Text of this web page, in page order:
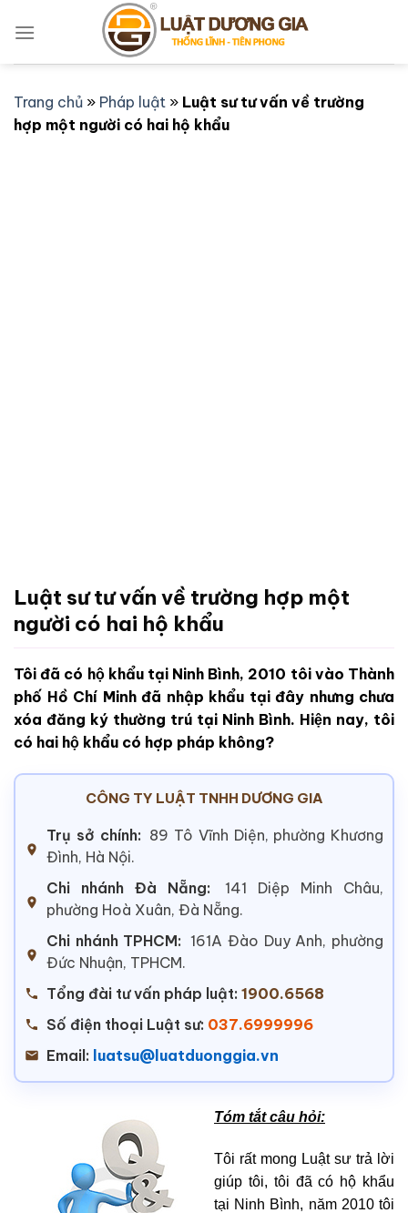
qua
Trang chủ » Pháp luật » Luật sư tư vấn về trường
hợp một người có hai hộ khẩu
Luật sư tư vấn về trường hợp một
người có hai hộ khẩu
Tôi đã có hộ khẩu tại Ninh Bình, 2010 tôi vào Thành
phố Hồ Chí Minh đã nhập khẩu tại đây nhưng chưa
xóa đăng ký thường trú tại Ninh Bình. Hiện nay, tôi
có hai hộ khẩu có hợp pháp không?
CÔNG TY LUẬT TNHH DƯƠNG GIA
Trụ sở chính: 89 Tô Vĩnh Diện, phường Khương
Đình, Hà Nội.
Chi nhánh Đà Nẵng:
141 Diệp Minh Châu,
phường Hoà Xuân, Đà Nẵng.
Chi nhánh TPHCM: 161A Đào Duy Anh, phường
Đức Nhuận, TPHCM.
Tổng đài tư vấn pháp luật: 1900.6568
Số điện thoại Luật sư: 037.6999996
Email: luatsu@luatduonggia.vn
Tóm tắt câu hỏi:
Tôi rất mong Luật sư trả lời
giúp tôi, tôi đã có hộ khẩu
tại Ninh Bình, năm 2010 tôi